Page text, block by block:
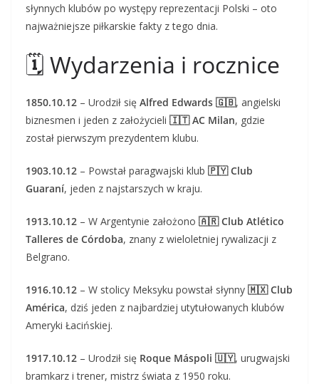
słynnych klubów po występy reprezentacji Polski – oto
najważniejsze piłkarskie fakty z tego dnia.
🗓️ Wydarzenia i rocznice
1850.10.12 – Urodził się Alfred Edwards 🇬🇧, angielski
biznesmen i jeden z założycieli 🇮🇹 AC Milan, gdzie
został pierwszym prezydentem klubu.
1903.10.12 – Powstał paragwajski klub 🇵🇾 Club
Guaraní, jeden z najstarszych w kraju.
1913.10.12 – W Argentynie założono 🇦🇷 Club Atlético
Talleres de Córdoba, znany z wieloletniej rywalizacji z
Belgrano.
1916.10.12 – W stolicy Meksyku powstał słynny 🇲🇽 Club
América, dziś jeden z najbardziej utytułowanych klubów
Ameryki Łacińskiej.
1917.10.12 – Urodził się Roque Máspoli 🇺🇾, urugwajski
bramkarz i trener, mistrz świata z 1950 roku.